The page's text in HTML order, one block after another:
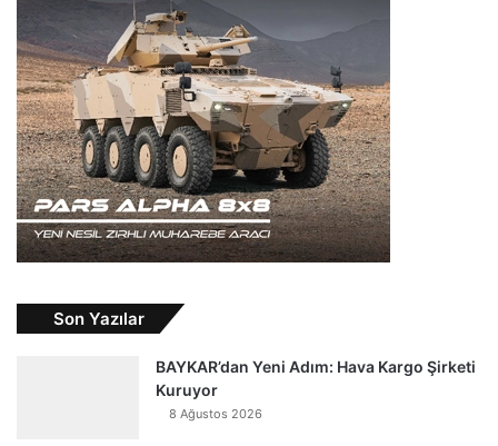
Son Yazılar
BAYKAR’dan Yeni Adım: Hava Kargo Şirketi
Kuruyor
8 Ağustos 2026